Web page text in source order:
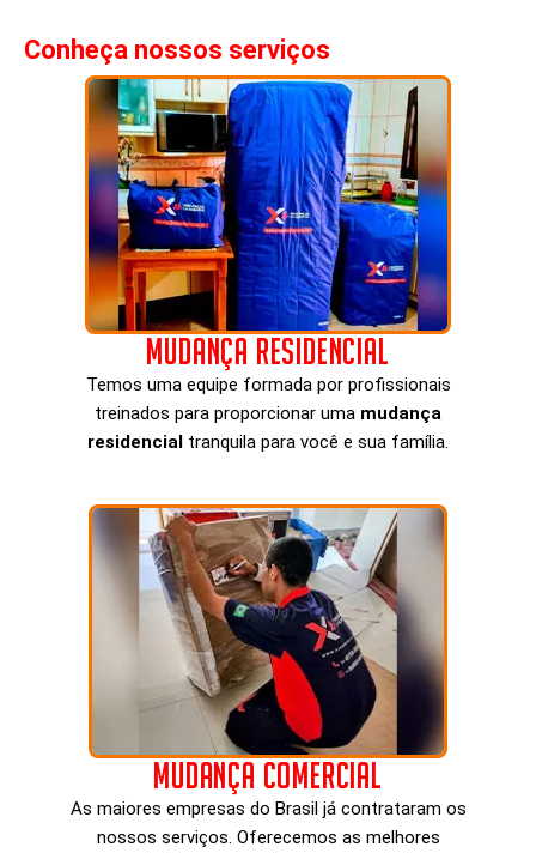
Conheça nossos serviços
Mudança Residencial
Temos uma equipe formada por profissionais
treinados para proporcionar uma mudança
residencial tranquila para você e sua família.
Mudança Comercial
As maiores empresas do Brasil já contrataram os
nossos serviços. Oferecemos as melhores